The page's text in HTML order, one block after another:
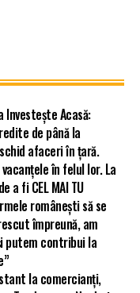
Investește Acasă:
de până la
afaceri în țară.
în felul lor. La
a fi CEL MAI TU
românești să se
împreună, am
putem contribui la
la comercianți,